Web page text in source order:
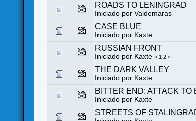
ROADS TO LENINGRAD
Iniciado porValdemaras
CASE BLUE
Iniciado por Kaxte
RUSSIAN FRONT
Iniciado por Kaxte « 1 2 »
THE DARK VALLEY
Iniciado por Kaxte
BITTER END: ATTACK TO
Iniciado por Kaxte
STREETS OF